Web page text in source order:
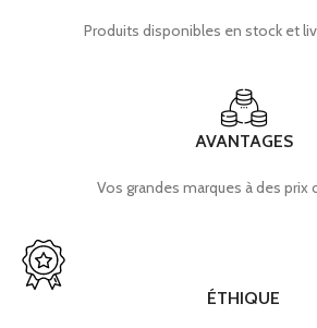
Produits disponibles en stock et
AVANTAGES
Vos grandes marques à des
ÉTHIQUE